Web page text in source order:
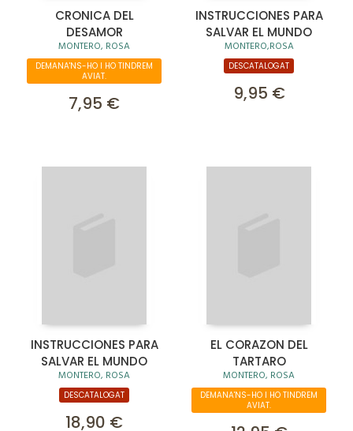
CRONICA DEL
DESAMOR
MONTERO, ROSA
DEMANA'NS-HO I HO TINDREM
AVIAT.
7,95 €
INSTRUCCIONES PARA
SALVAR EL MUNDO
MONTERO,ROSA
DESCATALOGAT
9,95 €
INSTRUCCIONES PARA
SALVAR EL MUNDO
MONTERO, ROSA
DESCATALOGAT
18,90 €
EL CORAZON DEL
TARTARO
MONTERO, ROSA
DEMANA'NS-HO I HO TINDREM
AVIAT.